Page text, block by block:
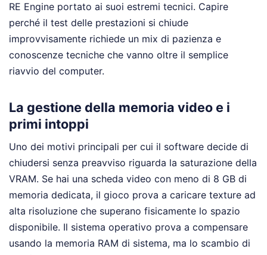
RE Engine portato ai suoi estremi tecnici. Capire
perché il test delle prestazioni si chiude
improvvisamente richiede un mix di pazienza e
conoscenze tecniche che vanno oltre il semplice
riavvio del computer.
La gestione della memoria video e i
primi intoppi
Uno dei motivi principali per cui il software decide di
chiudersi senza preavviso riguarda la saturazione della
VRAM. Se hai una scheda video con meno di 8 GB di
memoria dedicata, il gioco prova a caricare texture ad
alta risoluzione che superano fisicamente lo spazio
disponibile. Il sistema operativo prova a compensare
usando la memoria RAM di sistema, ma lo scambio di